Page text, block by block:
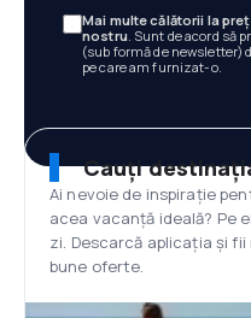
Mai multe călătorii la
nostru. Sunt de acord să
(sub formă de newsletter)
pe care am furnizat-o.
Cauți
Ai nevoie de inspirație
acea vacanță ideală? Pe
zi. Descarcă aplicația și
bune oferte.